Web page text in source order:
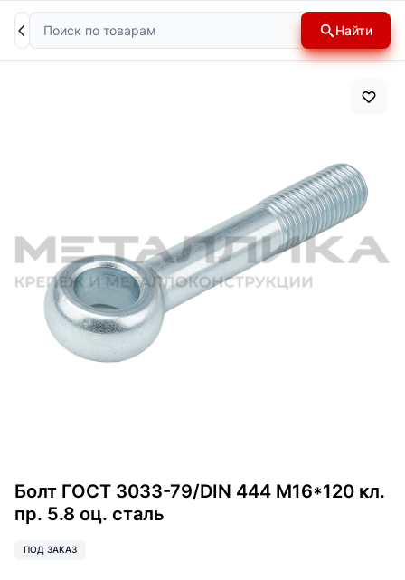
Поиск Найти
Болт ГОСТ 3033-79/DIN 444 М16*120 кл.
пр. 5.8 оц. сталь
ПОД ЗАКАЗ